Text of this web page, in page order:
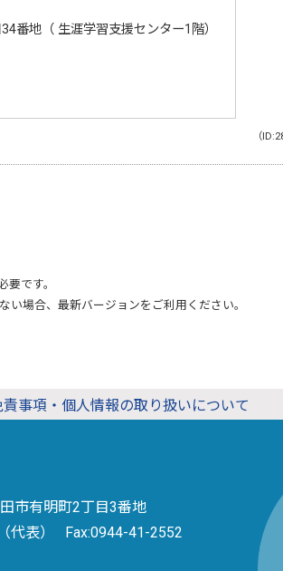
番地（ 生涯学習支援センター1階）
（
要です。
い場合、最新バージョンをご利用ください。
事項・個人情報の取り扱いについて
市有明町2丁目3番地
代表） Fax:0944-41-2552